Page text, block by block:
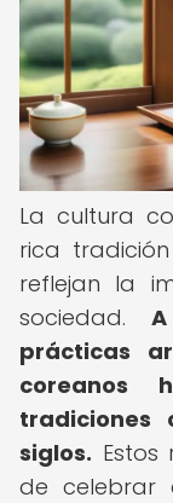
La cultura
rica
reflejan la
sociedad.
prácticas
coreanos
siglos.
de celebrar